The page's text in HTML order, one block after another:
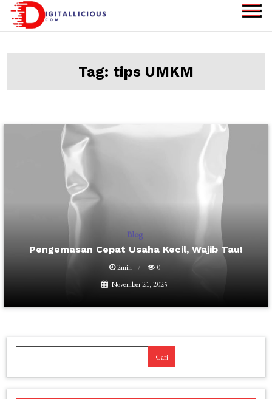
Skip
Information
Tag: tips UMKM
Blog
Pengemasan Cepat Usaha Kecil, Wajib Tau!
2min
0
November 21, 2025
Cari